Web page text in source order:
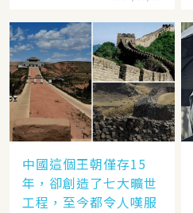
中國這個王朝僅存15
年，卻創造了七大曠世
工程，至今都令人嘆服